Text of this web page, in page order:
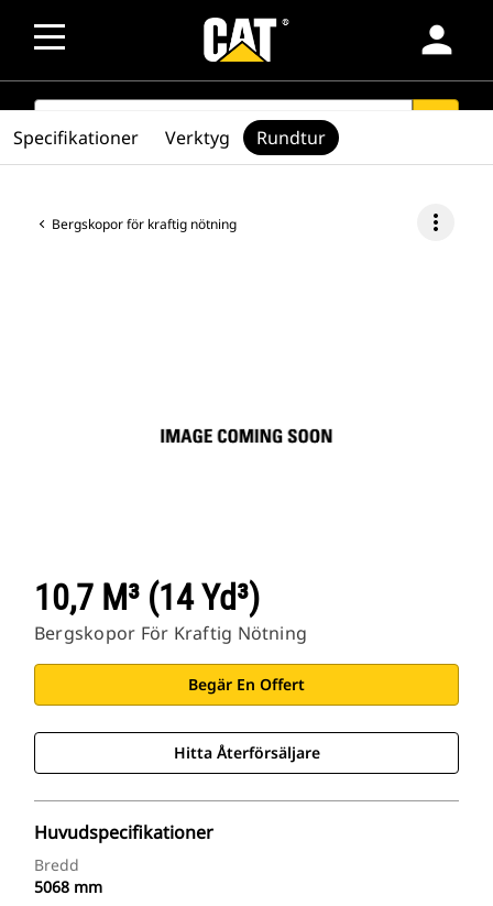
person
SEARCH
Bergskopor för kraftig nötning more_vert
10,7 M³ (14 Yd³)
Bergskopor För Kraftig Nötning
Begär En Offert
Hitta Återförsäljare
Huvudspecifikationer
Bredd
5068 mm
Specifikationer Verktyg Rundtur